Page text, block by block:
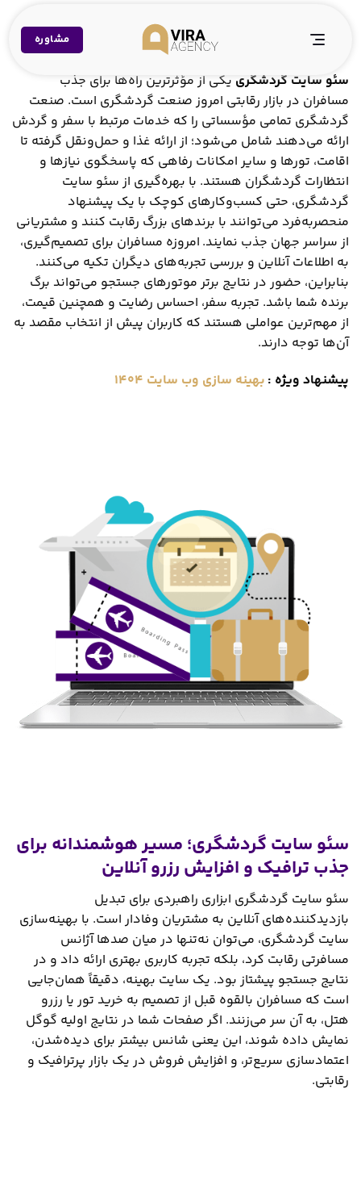
content
مشاوره
سئو سایت گردشگری یکی از مؤثرترین راه‌ها برای جذب
مسافران در بازار رقابتی امروز صنعت گردشگری است. صنعت
گردشگری تمامی مؤسساتی را که خدمات مرتبط با سفر و گردش
ارائه می‌دهند شامل می‌شود؛ از ارائه غذا و حمل‌ونقل گرفته تا
اقامت، تورها و سایر امکانات رفاهی که پاسخگوی نیازها و
انتظارات گردشگران هستند. با بهره‌گیری از سئو سایت
گردشگری، حتی کسب‌وکارهای کوچک با یک پیشنهاد
منحصربه‌فرد می‌توانند با برندهای بزرگ رقابت کنند و مشتریانی
از سراسر جهان جذب نمایند. امروزه مسافران برای تصمیم‌گیری،
به اطلاعات آنلاین و بررسی تجربه‌های دیگران تکیه می‌کنند.
بنابراین، حضور در نتایج برتر موتورهای جستجو می‌تواند برگ
برنده شما باشد. تجربه سفر، احساس رضایت و همچنین قیمت،
از مهم‌ترین عواملی هستند که کاربران پیش از انتخاب مقصد به
آن‌ها توجه دارند.
پیشنهاد ویژه : بهینه سازی وب سایت 1404
سئو سایت گردشگری؛ مسیر هوشمندانه برای
جذب ترافیک و افزایش رزرو آنلاین
سئو سایت گردشگری ابزاری راهبردی برای تبدیل
بازدیدکننده‌های آنلاین به مشتریان وفادار است. با بهینه‌سازی
سایت گردشگری، می‌توان نه‌تنها در میان صدها آژانس
مسافرتی رقابت کرد، بلکه تجربه کاربری بهتری ارائه داد و در
نتایج جستجو پیشتاز بود. یک سایت بهینه، دقیقاً همان‌جایی
است که مسافران بالقوه قبل از تصمیم به خرید تور یا رزرو
هتل، به آن سر می‌زنند. اگر صفحات شما در نتایج اولیه گوگل
نمایش داده شوند، این یعنی شانس بیشتر برای دیده‌شدن،
اعتمادسازی سریع‌تر، و افزایش فروش در یک بازار پرترافیک و
رقابتی.